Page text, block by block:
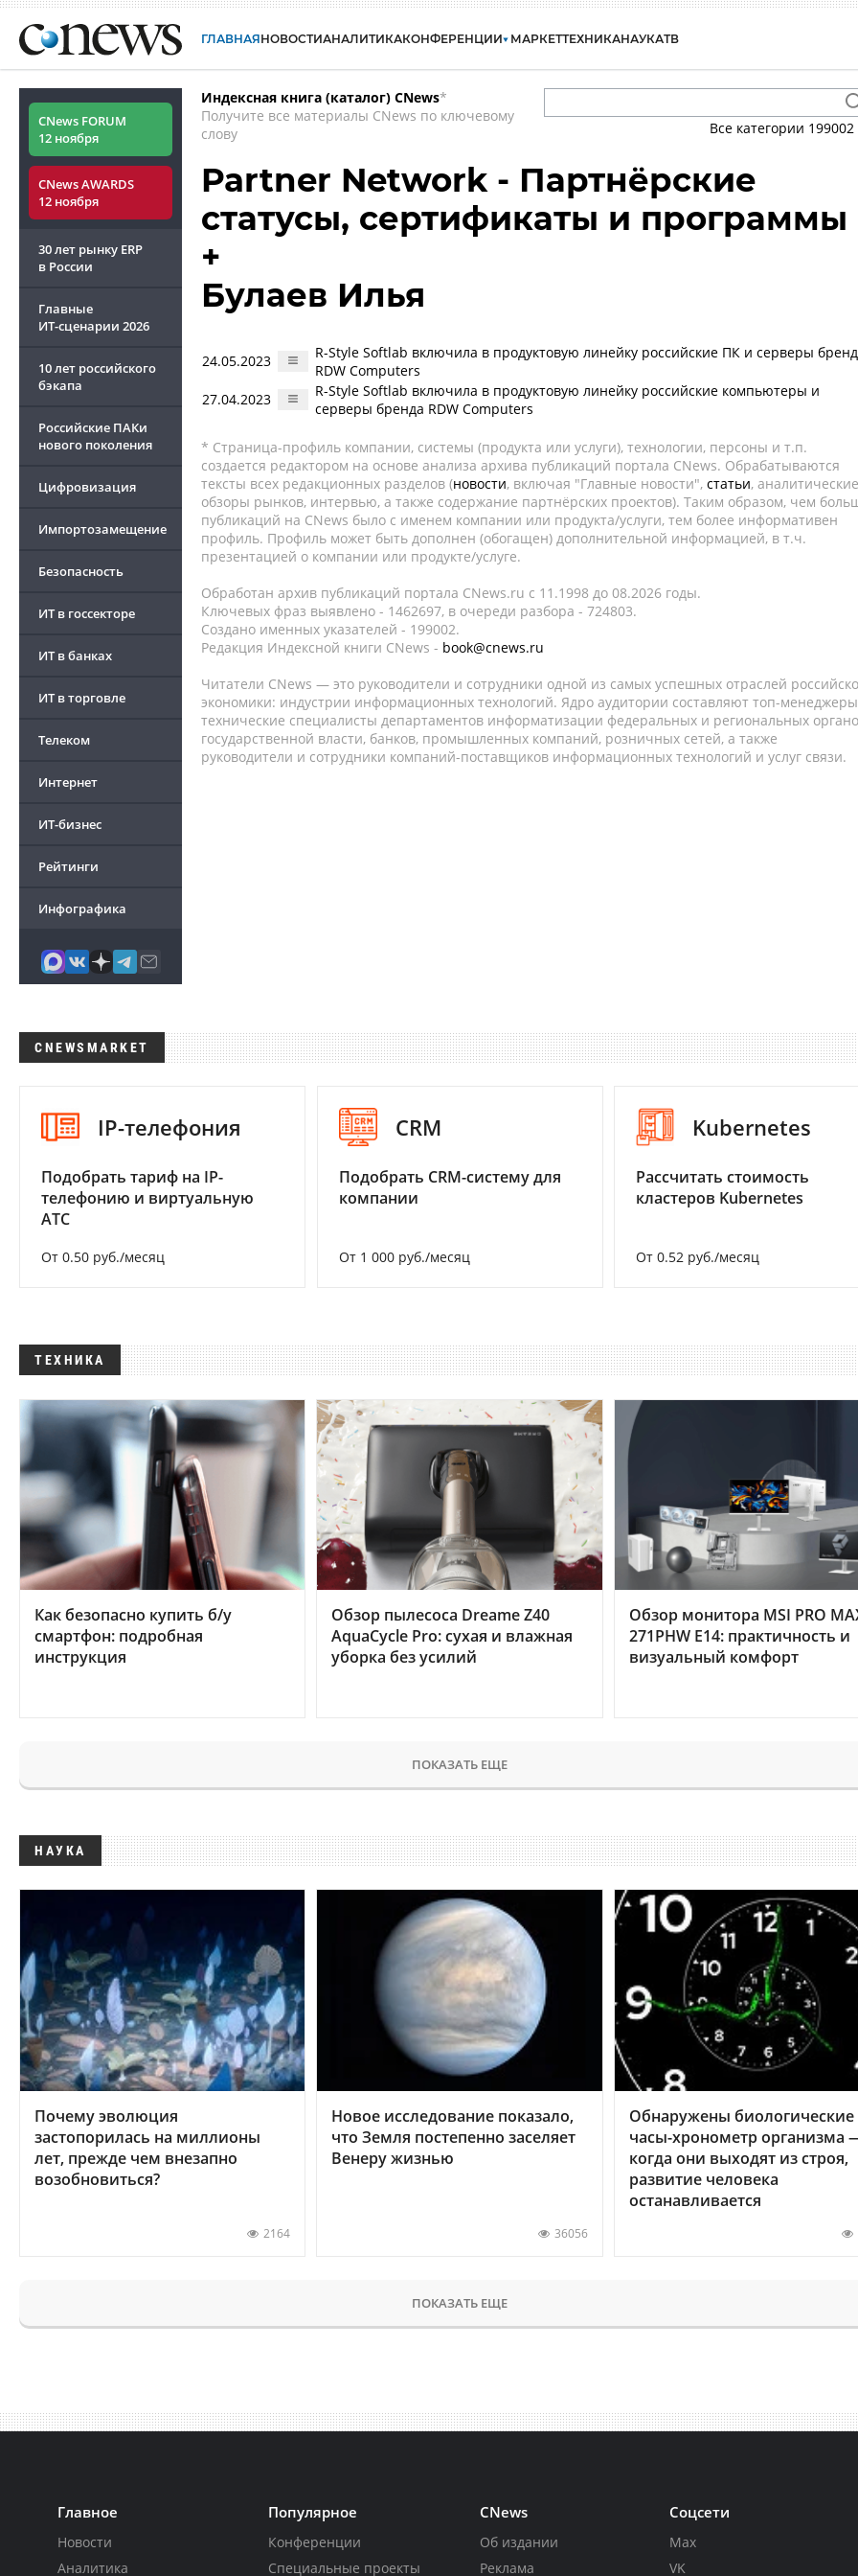
ГЛАВНАЯНОВОСТИАНАЛИТИКАКОНФЕРЕНЦИИ МАРКЕТТЕХНИКАНАУКАТВ
CNews FORUM
12 ноября
CNews AWARDS
12 ноября
30 лет рынку ERP
в России
Главные
ИТ-сценарии 2026
10 лет российского
бэкапа
Российские ПАКи
нового поколения
Цифровизация
Импортозамещение
Безопасность
ИТ в госсекторе
ИТ в банках
ИТ в торговле
Телеком
Интернет
ИТ-бизнес
Рейтинги
Инфографика
Индексная книга (каталог) CNews*
Получите все материалы CNews по ключевому
слову
Все категории 199002
Partner Network - Партнёрские
статусы, сертификаты и программы
+
Булаев Илья
24.05.2023
R-Style Softlab включила в продуктовую линейку российские ПК и серверы
RDW Computers
27.04.2023
R-Style Softlab включила в продуктовую линейку российские компьютеры и
серверы бренда RDW Computers
* Страница-профиль компании, системы (продукта или услуги), технологии, персоны и т.п.
создается редактором на основе анализа архива публикаций портала CNews. Обрабатываются
тексты всех редакционных разделов (новости, включая "Главные новости", статьи, аналитические
обзоры рынков, интервью, а также содержание партнёрских проектов). Таким образом, чем
публикаций на CNews было с именем компании или продукта/услуги, тем более информативен
профиль. Профиль может быть дополнен (обогащен) дополнительной информацией, в т.ч.
презентацией о компании или продукте/услуге.
Обработан архив публикаций портала CNews.ru c 11.1998 до 08.2026 годы.
Ключевых фраз выявлено - 1462697, в очереди разбора - 724803.
Создано именных указателей - 199002.
Редакция Индексной книги CNews - book@cnews.ru
Читатели CNews — это руководители и сотрудники одной из самых успешных отраслей
экономики: индустрии информационных технологий. Ядро аудитории составляют топ-
технические специалисты департаментов информатизации федеральных и региональных
государственной власти, банков, промышленных компаний, розничных сетей, а также
руководители и сотрудники компаний-поставщиков информационных технологий и услуг связи.
CNEWSMARKET
IP-телефония
Подобрать тариф на IP-
телефонию и виртуальную
АТС
От 0.50 руб./месяц
CRM
Подобрать CRM-систему для
компании
От 1 000 руб./месяц
Kubernetes
Рассчитать стоимость
кластеров Kubernetes
От 0.52 руб./месяц
ТЕХНИКА
Как безопасно купить б/у
смартфон: подробная
инструкция
Обзор пылесоса Dreame Z40
AquaCycle Pro: сухая и влажная
уборка без усилий
Обзор монитора MSI PRO
271PHW E14: практичность и
визуальный комфорт
ПОКАЗАТЬ ЕЩЕ
НАУКА
Почему эволюция
застопорилась на миллионы
лет, прежде чем внезапно
возобновиться?
2164
Новое исследование показало,
что Земля постепенно заселяет
Венеру жизнью
36056
Обнаружены биологические
часы-хронометр организма
когда они выходят из строя,
развитие человека
останавливается
ПОКАЗАТЬ ЕЩЕ
Главное
Новости
Аналитика
Популярное
Конференции
Специальные проекты
CNews
Об издании
Реклама
Соцсети
Max
VK